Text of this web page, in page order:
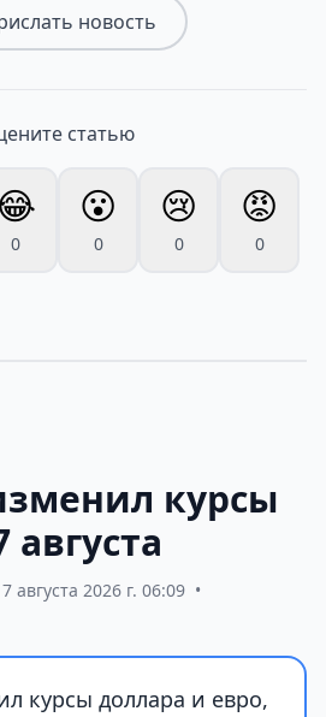
новость
статью
0
😮
0
😢
0
😡
0
курсы
7 августа 2026 г. 06:09 •
курсы доллара и евро,